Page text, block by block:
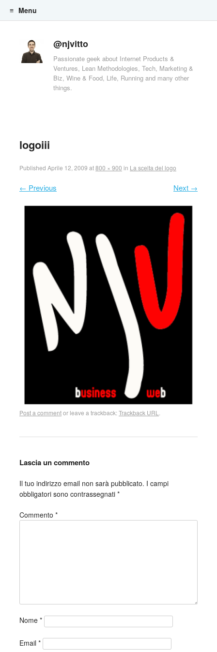
@njvitto
Passionate geek about Internet Products &
Ventures, Lean Methodologies, Tech, Marketing &
Biz, Wine & Food, Life, Running and many other
things.
Menu
logoiii
Published Aprile 12, 2009 at800 × 900 in La scelta del logo
← Previous Next →
Post a commentor leave a trackback:Trackback URL.
Lascia un commento
Il tuo indirizzo email non sarà pubblicato. I campi
obbligatori sono contrassegnati *
Commento *
Nome *
Email *